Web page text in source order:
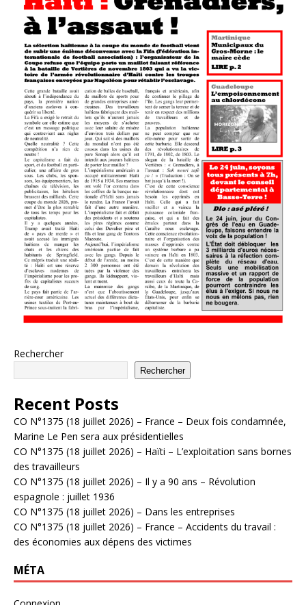
Rechercher
Rechercher
Recent Posts
CO N°1375 (18 juillet 2026) – France – Deux fois condamnée,
Marine Le Pen sera aux présidentielles
CO N°1375 (18 juillet 2026) – Haïti – L’exploitation sans bornes
des travailleurs
CO N°1375 (18 juillet 2026) – Il y a 90 ans – Révolution
espagnole : juillet 1936
CO N°1375 (18 juillet 2026) – Dans les entreprises
CO N°1375 (18 juillet 2026) – France – Accidents du travail :
des économies aux dépens des victimes
MÉTA